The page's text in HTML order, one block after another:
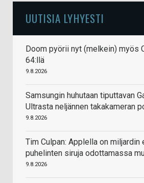
UUTISIA LYHYESTI
Doom pyörii nyt (melkein) myös
64:llä
9.8.2026
Samsungin huhutaan tiputtavan
Ultrasta neljännen takakameran
9.8.2026
Tim Culpan: Applella on miljardin
puhelinten siruja odottamassa
9.8.2026